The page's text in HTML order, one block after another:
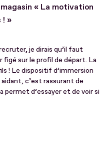
« La motivation
! »
je dirais qu’il faut
figé sur le profil de départ. La
! Le dispositif d’immersion
c’est rassurant de
permet d’essayer et de voir si